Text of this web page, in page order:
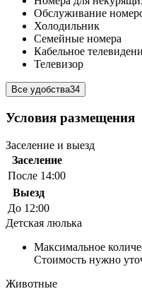
Обслуживание
Холодильник
Семейные номера
Кабельное
Телевизор
Все удобства34
Условия размещения
Заселение и выезд
Заселение
После 14:00
Выезд
До 12:00
Детская люлька
Максимальное
Стоимость нужно
Животные